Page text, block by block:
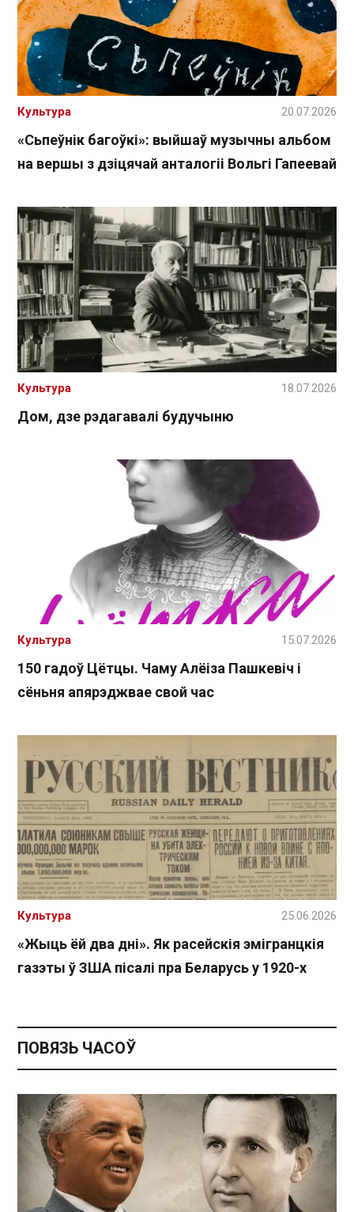
«Сьпеўнік багоўкі»: выйшаў музычны альбом
на вершы з дзіцячай анталогіі Вольгі Гапеевай
Культура 20.07.2026
Дом, дзе рэдагавалі будучыню
Культура 18.07.2026
150 гадоў Цётцы. Чаму Алёіза Пашкевіч і
сёньня апярэджвае свой час
Культура 15.07.2026
«Жыць ёй два дні». Як расейскія эмігранцкія
газэты ў ЗША пісалі пра Беларусь у 1920-х
Культура 25.06.2026
ПОВЯЗЬ ЧАСОЎ